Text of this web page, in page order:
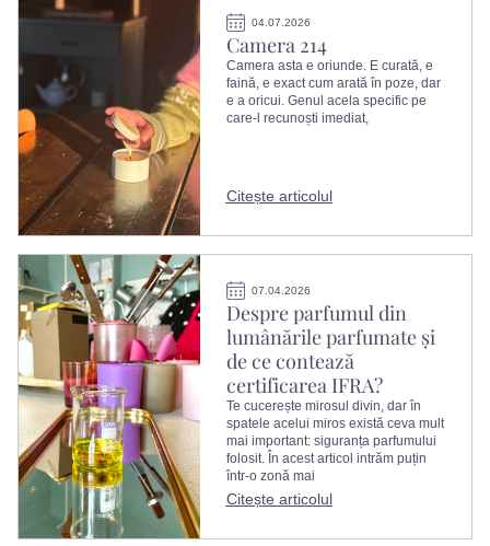
04.07.2026
Camera 214
Camera asta e oriunde. E curată, e
faină, e exact cum arată în poze, dar
e a oricui. Genul acela specific pe
care-l recunoști imediat,
Citește articolul
07.04.2026
Despre parfumul din
lumânările parfumate și
de ce contează
certificarea IFRA?
Te cucerește mirosul divin, dar în
spatele acelui miros există ceva mult
mai important: siguranța parfumului
folosit. În acest articol intrăm puțin
într-o zonă mai
Citește articolul